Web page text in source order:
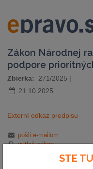
Zákon Národnej
podpore
Zbierka: 271/2025 |
21.10.2025
Externí odkaz predpisu
pošli e-mailom
vytlač zákon
STE